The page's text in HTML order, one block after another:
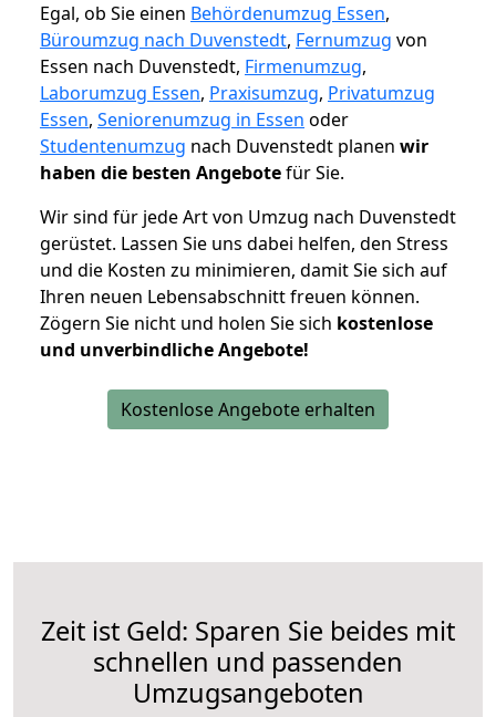
Egal, ob Sie einen Behördenumzug Essen,
Büroumzug nach Duvenstedt, Fernumzug von
Essen nach Duvenstedt, Firmenumzug,
Laborumzug Essen, Praxisumzug, Privatumzug
Essen, Seniorenumzug in Essen oder
Studentenumzug nach Duvenstedt planen wir
haben die besten Angebotefür Sie.
Wir sind für jede Art von Umzug nach Duvenstedt
gerüstet. Lassen Sie uns dabei helfen, den Stress
und die Kosten zu minimieren, damit Sie sich auf
Ihren neuen Lebensabschnitt freuen können.
Zögern Sie nicht und holen Sie sich kostenlose
und unverbindliche Angebote!
Kostenlose Angebote erhalten
Zeit ist Geld: Sparen Sie beides mit
schnellen und passenden
Umzugsangeboten